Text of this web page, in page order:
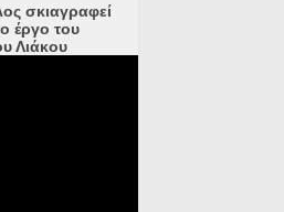
σκιαγραφεί
έργο του
Λιάκου